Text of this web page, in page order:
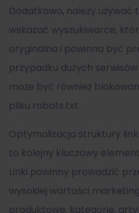
Dodatkowo, należy używać
wskazać wyszukiwarce,
oryginalna i powinna być
przypadku dużych serwisów
może być również
pliku robots.txt.
Optymalizacja struktury
to kolejny kluczowy
Linki powinny prowadzić
wysokiej wartości
produktowe, kategorie,